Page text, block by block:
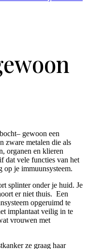
gewoon een
zware metalen die als
organen en klieren
dat vele functies van het
op je immuunsysteem.
splinter onder je huid. Je
er niet thuis. Een
opgeruimd te
implantaat veilig in te
vrouwen met
ze graag haar